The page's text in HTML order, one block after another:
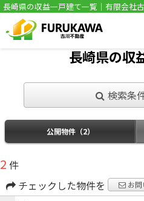
長崎県の収益一戸建て一覧｜有限会社
長崎県の収
検索条
公開物件（2）
2 件
チェックした物件を
お問